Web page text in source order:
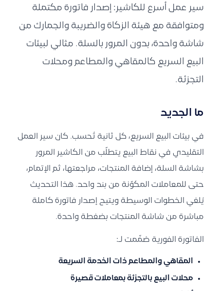
سير عمل أسرع للكاشير: إصدار فاتورة مكتملة
ومتوافقة مع هيئة الزكاة والضريبة والجمارك من
شاشة واحدة، بدون المرور بالسلة. مثالي لبيئات
البيع السريع كالمقاهي والمطاعم ومحلات
التجزئة.
ما الجديد
في بيئات البيع السريع، كل ثانية تُحسب. كان سير العمل
التقليدي في نقاط البيع يتطلّب من الكاشير المرور
بشاشة السلة، إضافة المنتجات، مراجعتها، ثم الإتمام،
حتى للمعاملات المكوّنة من بند واحد. هذا التحديث
يُلغي الخطوات الوسيطة ويتيح إصدار فاتورة كاملة
مباشرة من شاشة المنتجات بضغطة واحدة.
الفاتورة الفورية صُمِّمت لـ:
المقاهي والمطاعم ذات الخدمة السريعة
محلات البيع بالتجزئة بمعاملات قصيرة